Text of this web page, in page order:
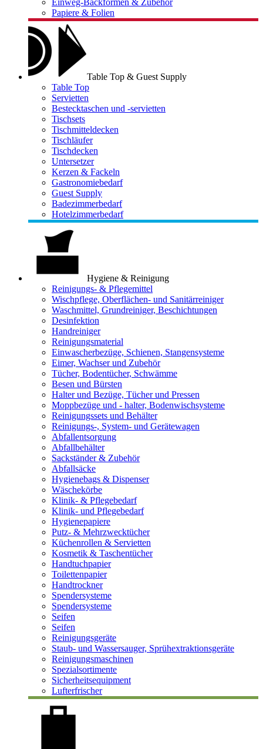
Einweg-Backformen & Zubehör
Papiere & Folien
Table Top & Guest Supply
Table Top
Servietten
Bestecktaschen und -servietten
Tischsets
Tischmitteldecken
Tischläufer
Tischdecken
Untersetzer
Kerzen & Fackeln
Gastronomiebedarf
Guest Supply
Badezimmerbedarf
Hotelzimmerbedarf
Hygiene & Reinigung
Reinigungs- & Pflegemittel
Wischpflege, Oberflächen- und Sanitärreiniger
Waschmittel, Grundreiniger, Beschichtungen
Desinfektion
Handreiniger
Reinigungsmaterial
Einwascherbezüge, Schienen, Stangensysteme
Eimer, Wachser und Zubehör
Tücher, Bodentücher, Schwämme
Besen und Bürsten
Halter und Bezüge, Tücher und Pressen
Moppbezüge und - halter, Bodenwischsysteme
Reinigungssets und Behälter
Reinigungs-, System- und Gerätewagen
Abfallentsorgung
Abfallbehälter
Sackständer & Zubehör
Abfallsäcke
Hygienebags & Dispenser
Wäschekörbe
Klinik- & Pflegebedarf
Klinik- und Pflegebedarf
Hygienepapiere
Putz- & Mehrzwecktücher
Küchenrollen & Servietten
Kosmetik & Taschentücher
Handtuchpapier
Toilettenpapier
Handtrockner
Spendersysteme
Spendersysteme
Seifen
Seifen
Reinigungsgeräte
Staub- und Wassersauger, Sprühextraktionsgeräte
Reinigungsmaschinen
Spezialsortimente
Sicherheitsequipment
Lufterfrischer